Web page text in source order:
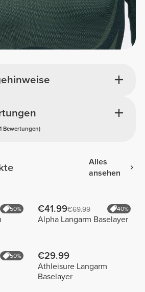
Bewertungen)
Alles
ansehen
50% €41.99€69.99 40%
Alpha Langarm Baselayer
50% €29.99
Athleisure Langarm
Baselayer